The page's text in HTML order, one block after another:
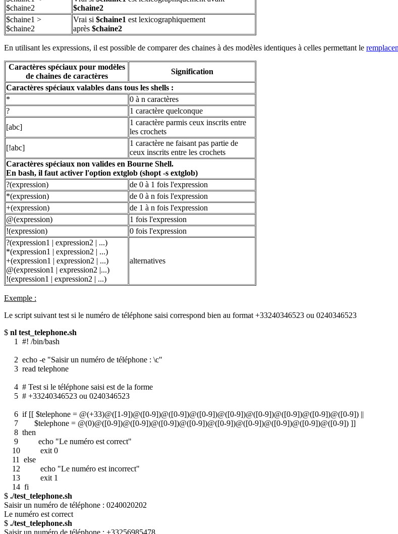
$chaine2
$chaine2
$chaine1 >
$chaine2
Vrai si $chaine1 est lexicographiquement
après $chaine2
En utilisant les expressions, il est possible de comparer des chaines à des modèles identiques à celles permettant le
Caractères spéciaux pour modèles
de chaines de caractères
Signification
Caractères spéciaux valables dans tous les shells :
*
0 à n caractères
?
1 caractère quelconque
[abc]
1 caractère parmis ceux inscrits entre
les crochets
[!abc]
1 caractère ne faisant pas partie de
ceux inscrits entre les crochets
Caractères spéciaux non valides en Bourne Shell.
En bash, il faut activer l'option extglob (shopt -s extglob)
?(expression)
de 0 à 1 fois l'expression
*(expression)
de 0 à n fois l'expression
+(expression)
de 1 à n fois l'expression
@(expression)
1 fois l'expression
!(expression)
0 fois l'expression
?(expression1 | expression2 | ...)
*(expression1 | expression2 | ...)
+(expression1 | expression2 | ...)
@(expression1 | expression2 |...)
!(expression1 | expression2 | ...)
alternatives
Exemple :
Le script suivant test si le numéro de téléphone saisi correspond bien au format +33240346523 ou 0240346523
$ nl test_telephone.sh
1 #! /bin/bash
2 echo -e "Saisir un numéro de téléphone : \c"
3 read telephone
4 # Test si le téléphone saisi est de la forme
5 # +33240346523 ou 0240346523
6 if [[ $telephone = @(+33)@([1-9])@([0-9])@([0-9])@([0-9])@([0-9])@([0-9])@([0-9])@([0-9])@([0-9]) ||
7 $telephone = @(0)@([0-9])@([0-9])@([0-9])@([0-9])@([0-9])@([0-9])@([0-9])@([0-9])@([0-9]) ]]
8 then
9 echo "Le numéro est correct"
10 exit 0
11 else
12 echo "Le numéro est incorrect"
13 exit 1
14 fi
$ ./test_telephone.sh
Saisir un numéro de téléphone : 0240020202
Le numéro est correct
$ ./test_telephone.sh
Saisir un numéro de téléphone : +33256985478